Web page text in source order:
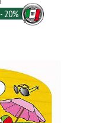
- 20%